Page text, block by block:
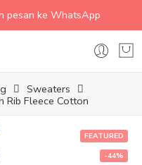
pesan ke WhatsApp
Sweaters
Rib Fleece Cotton
FEATURED
-44%